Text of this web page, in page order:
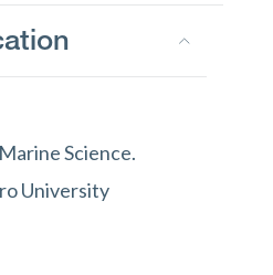
Science.
University